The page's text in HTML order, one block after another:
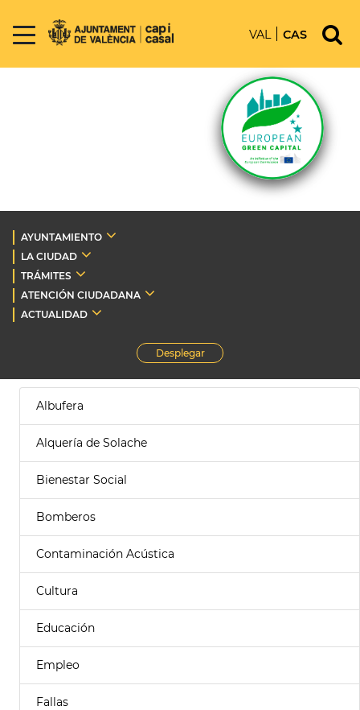
VAL CAS
AYUNTAMIENTO
LA CIUDAD
TRÁMITES
ATENCIÓN CIUDADANA
ACTUALIDAD
Desplegar
Albufera
Alquería de Solache
Bienestar Social
Bomberos
Contaminación Acústica
Cultura
Educación
Empleo
Fallas